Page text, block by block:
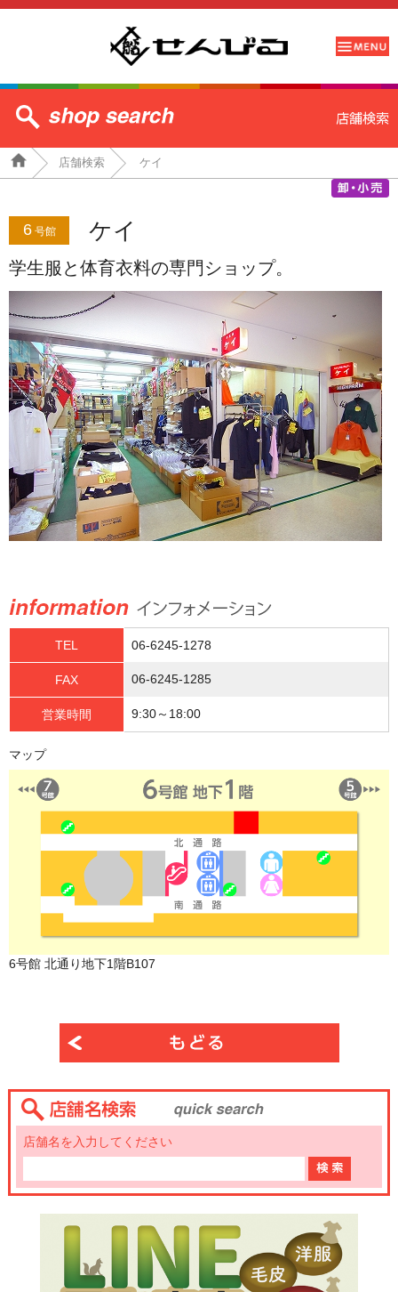
店舗検索 ケイ
6号館 ケイ
学生服と体育衣料の専門ショップ。
TEL 06-6245-1278
FAX 06-6245-1285
営業時間 9:30～18:00
マップ
6号館 北通り地下1階B107
店舗名を入力してください